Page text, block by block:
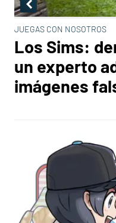
JUEGAS CON NOSOTROS
Los Sims:
un experto
imágenes